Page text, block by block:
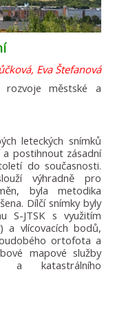
Eva Štefanová
rozvoje městské a
leteckých snímků
postihnout zásadní
do současnosti.
výhradně pro
byla metodika
Dílčí snímky byly
S-JTSK s využitím
a vlícovacích bodů,
ortofota a
mapové služby
a katastrálního